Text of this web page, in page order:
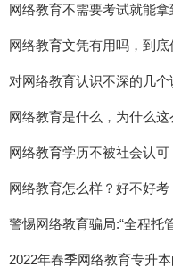
网络教育不需要考试就能拿
网络教育文凭有用吗，到底
对网络教育认识不深的几
网络教育是什么，为什么这
网络教育学历不被社会认
网络教育怎么样？好不好考
警惕网络教育骗局:“全程托
2022年春季网络教育专升